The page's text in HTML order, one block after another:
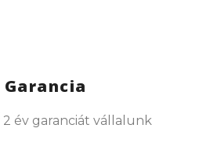
Garancia
2 év garanciát vállalunk